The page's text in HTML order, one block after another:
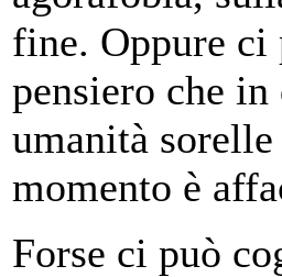
fine. Oppure ci
pensiero che
umanità
momento è
Forse ci può